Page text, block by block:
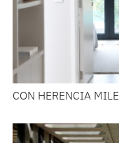
CON HERENCIA